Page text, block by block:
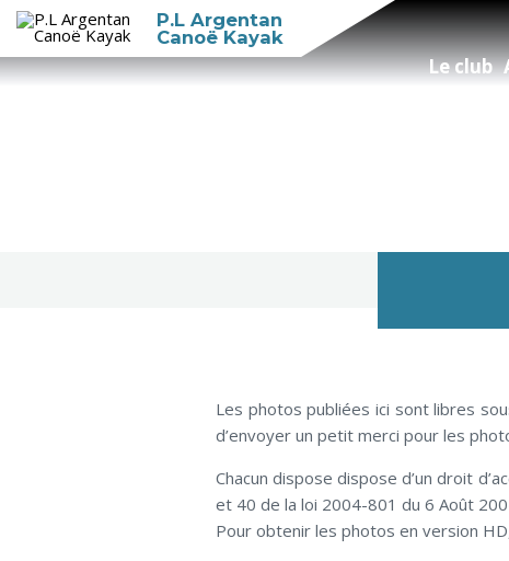
P.L Argentan
Canoë Kayak
Le club
Les photos publiées ici sont libres
d’envoyer un petit merci pour les
Chacun dispose dispose d’un droit
et 40 de la loi 2004-801 du 6 Août
Pour obtenir les photos en version